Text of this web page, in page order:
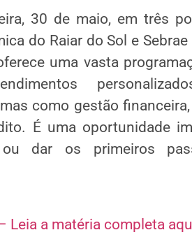
30 de maio, em três
do Raiar do Sol e
uma vasta
como gestão
É uma oportunidade
dar os primeiros
Leia a matéria completa